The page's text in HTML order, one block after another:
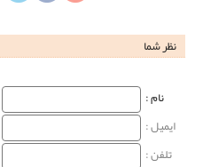
نظر شما
نام‌ :
ایمیل :
تلفن :